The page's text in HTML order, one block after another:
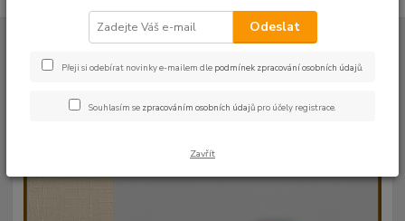
UBRUSY
Teflonové ubrusy jednobarevné s vodoodpudivou úpravou
Teflonový ubrus 80x80cm -
světle béžový 14
Odeslat
Přeji si odebírat novinky e-mailem dle podmínek zpracování osobních údajů.
Souhlasím se zpracováním osobních údajů pro účely registrace.
Zavřít